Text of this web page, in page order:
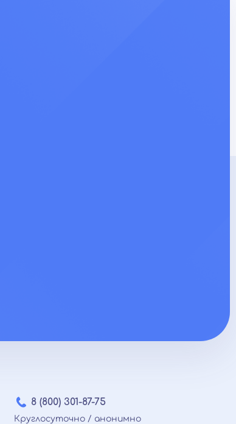
8 (800) 301-87-75
Круглосуточно / анонимно